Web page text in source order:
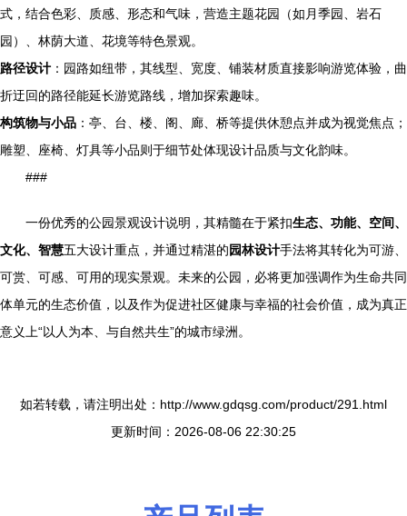
式，结合色彩、质感、形态和气味，营造主题花园（如月季园、岩石
园）、林荫大道、花境等特色景观。
路径设计 ：园路如纽带，其线型、宽度、铺装材质直接影响游览体验，曲
折迂回的路径能延长游览路线，增加探索趣味。
构筑物与小品 ：亭、台、楼、阁、廊、桥等提供休憩点并成为视觉焦点；
雕塑、座椅、灯具等小品则于细节处体现设计品质与文化韵味。
###
一份优秀的公园景观设计说明，其精髓在于紧扣生态、功能、空间、
文化、智慧五大设计重点，并通过精湛的园林设计手法将其转化为可游、
可赏、可感、可用的现实景观。未来的公园，必将更加强调作为生命共同
体单元的生态价值，以及作为促进社区健康与幸福的社会价值，成为真正
意义上“以人为本、与自然共生”的城市绿洲。
如若转载，请注明出处：http://www.gdqsg.com/product/291.html
更新时间：2026-08-06 22:30:25